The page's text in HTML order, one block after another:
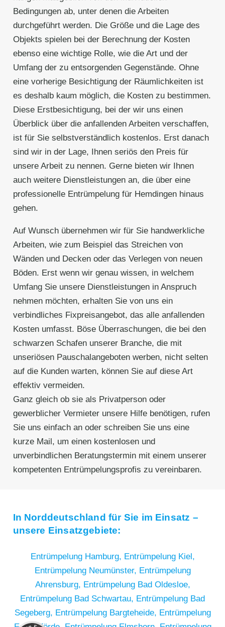
Bedingungen ab, unter denen die Arbeiten
durchgeführt werden. Die Größe und die Lage des
Objekts spielen bei der Berechnung der Kosten
ebenso eine wichtige Rolle, wie die Art und der
Umfang der zu entsorgenden Gegenstände. Ohne
eine vorherige Besichtigung der Räumlichkeiten ist
es deshalb kaum möglich, die Kosten zu bestimmen.
Diese Erstbesichtigung, bei der wir uns einen
Überblick über die anfallenden Arbeiten verschaffen,
ist für Sie selbstverständlich kostenlos. Erst danach
sind wir in der Lage, Ihnen seriös den Preis für
unsere Arbeit zu nennen. Gerne bieten wir Ihnen
auch weitere Dienstleistungen an, die über eine
professionelle Entrümpelung für Hemdingen hinaus
gehen.
Auf Wunsch übernehmen wir für Sie handwerkliche
Arbeiten, wie zum Beispiel das Streichen von
Wänden und Decken oder das Verlegen von neuen
Böden. Erst wenn wir genau wissen, in welchem
Umfang Sie unsere Dienstleistungen in Anspruch
nehmen möchten, erhalten Sie von uns ein
verbindliches Fixpreisangebot, das alle anfallenden
Kosten umfasst. Böse Überraschungen, die bei den
schwarzen Schafen unserer Branche, die mit
unseriösen Pauschalangeboten werben, nicht selten
auf die Kunden warten, können Sie auf diese Art
effektiv vermeiden.
Ganz gleich ob sie als Privatperson oder
gewerblicher Vermieter unsere Hilfe benötigen, rufen
Sie uns einfach an oder schreiben Sie uns eine
kurze Mail, um einen kostenlosen und
unverbindlichen Beratungstermin mit einem unserer
kompetenten Entrümpelungsprofis zu vereinbaren.
In Norddeutschland für Sie im Einsatz –
unsere Einsatzgebiete:
Entrümpelung Hamburg, Entrümpelung Kiel,
Entrümpelung Neumünster, Entrümpelung
Ahrensburg, Entrümpelung Bad Oldesloe,
Entrümpelung Bad Schwartau, Entrümpelung Bad
Segeberg, Entrümpelung Bargteheide, Entrümpelung
Kundenbewertungen und Erfahrungen zu
RümpelButler